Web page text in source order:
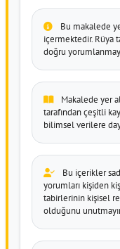
Bu makalede
içermektedir. Rüya
doğru
Makalede yer
tarafından çeşitli
bilimsel verilere
Bu içerikler
yorumları kişiden
tabirlerinin kişisel
olduğunu